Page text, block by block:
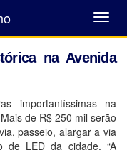
Abrir
Menu
na Avenida
importantíssimas na
de R$ 250 mil serão
passeio, alargar a via
de LED da cidade. “A